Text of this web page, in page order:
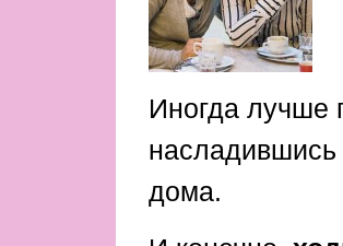
Иногда лучше
насладившись
дома.